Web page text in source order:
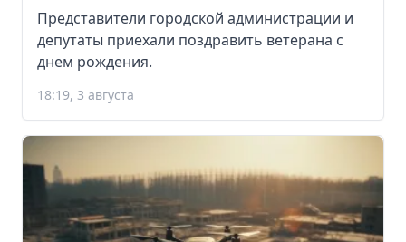
Представители городской администрации и
депутаты приехали поздравить ветерана с
днем рождения.
18:19, 3 августа